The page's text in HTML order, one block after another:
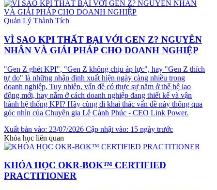
Quản Lý Thành Tích
VÌ SAO KPI THẤT BẠI VỚI GEN Z? NGUYÊN
NHÂN VÀ GIẢI PHÁP CHO DOANH NGHIỆP
"Gen Z ghét KPI", "Gen Z không chịu áp lực", hay "Gen Z thích
tự do" là những nhận định xuất hiện ngày càng nhiều trong
doanh nghiệp. Tuy nhiên, vấn đề có thực sự nằm ở thế hệ lao
động mới, hay nằm ở cách doanh nghiệp đang thiết kế và vận
hành hệ thống KPI? Hãy cùng đi khai thác vấn đề này thông qua
góc nhìn của Chuyên gia Lê Cảnh Phúc - CEO Link Power.
Xuất bản vào: 23/07/2026 Cập nhật vào: 15 ngày trước
Khóa học liên quan
KHÓA HỌC OKR-BOK™ CERTIFIED
PRACTITIONER